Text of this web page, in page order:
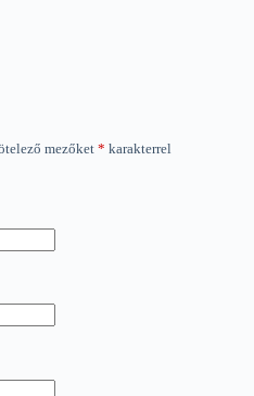
mezőket* karakterrel